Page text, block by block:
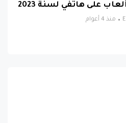
منذ 4 أعوام